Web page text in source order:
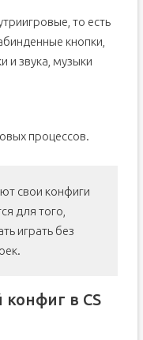
то есть
кнопки,
и звука, музыки
процессов.
свои конфиги
для того,
играть без
конфиг в CS